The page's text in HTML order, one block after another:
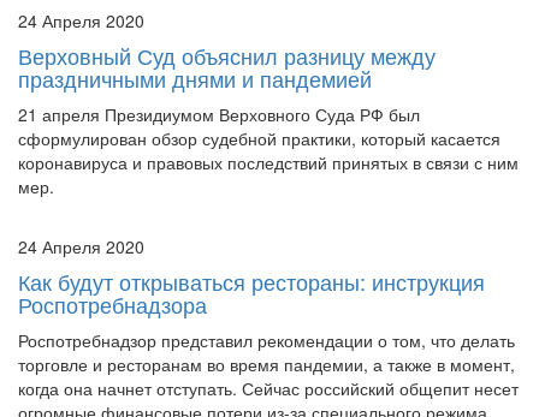
праздничными днями и пандемией
21 апреля Президиумом Верховного Суда РФ был
сформулирован обзор судебной практики, который касается
коронавируса и правовых последствий принятых в связи с ним
мер.
24 Апреля 2020
Роспотребнадзора
Роспотребнадзор представил рекомендации о том, что делать
торговле и ресторанам во время пандемии, а также в момент,
когда она начнет отступать. Сейчас российский общепит несет
огромные финансовые потери из-за специального режима
ограничений, введенн...